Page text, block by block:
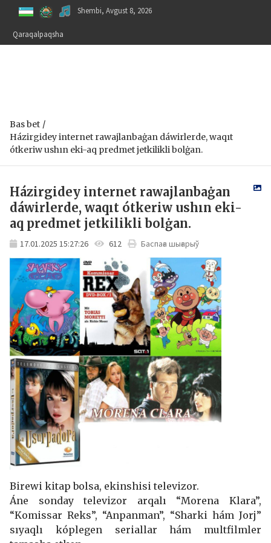
content
Shembi, Avgust 8, 2026
Qaraqalpaqsha
Bas bet
Házirgidey internet rawajlanbaġan dáwirlerde, waqıt
ótkeriw ushın eki-aq predmet jetkilikli bolġan.
Házirgidey internet rawajlanbaġan
dáwirlerde, waqıt ótkeriw ushın eki-
aq predmet jetkilikli bolġan.
17.01.2025 15:27:26 612 Баспаға шығарыў
Birewi kitap bolsa, ekinshisi televizor.
Áne sonday televizor arqalı “Morena Klara”,
“Komissar Reks”, “Anpanman”, “Sharki hám Jorj”
sıyaqlı kóplegen seriallar hám multfilmler